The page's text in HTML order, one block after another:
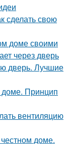
сделать свою
доме своими
через дверь
дверь. Лучшие
доме. Принцип
вентиляцию
доме.